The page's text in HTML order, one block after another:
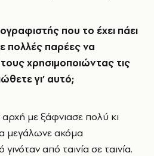
που το έχει πάει
πολλές παρέες να
χρησιμοποιώντας τις
γι’ αυτό;
αρχή με ξάφνιασε πολύ κι
μεγάλωνε ακόμα
από ταινία σε ταινία.